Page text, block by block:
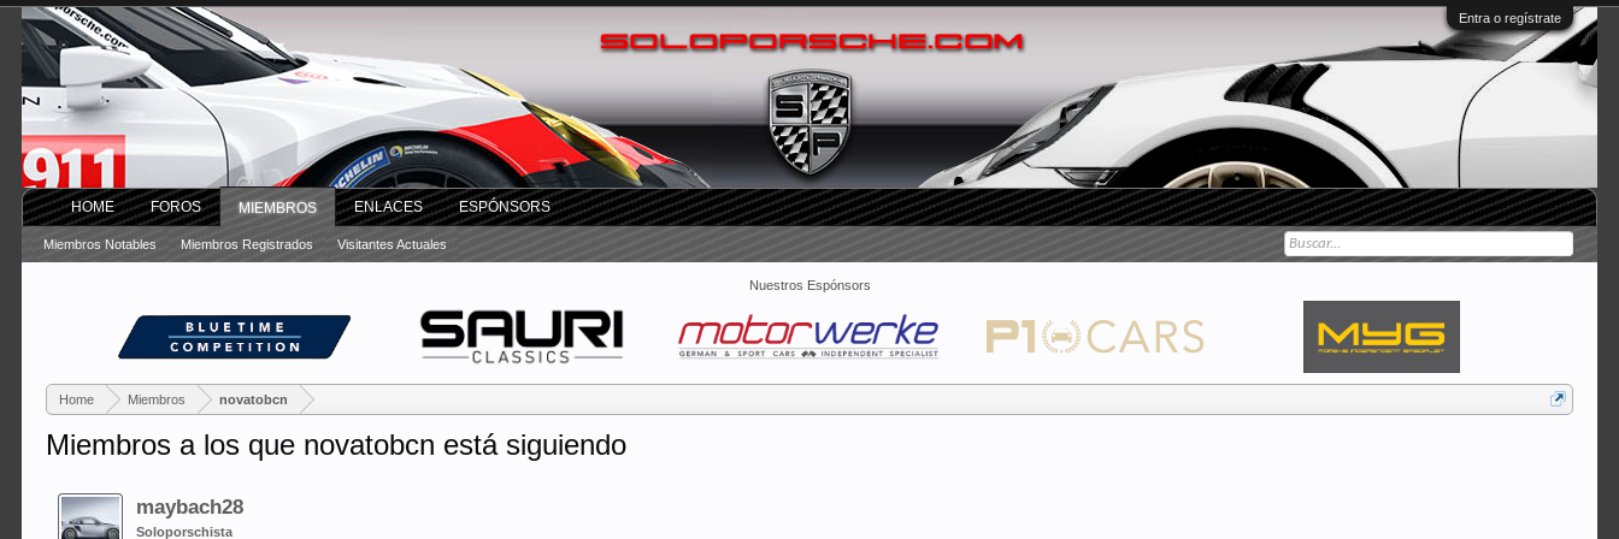
Entra o regístrate
Nuestros Espónsors
Home Miembros novatobcn
Miembros a los que novatobcn está siguiendo
maybach28
Soloporschista
HOME FOROS MIEMBROS
Miembros Notables Miembros Registrados Visitantes Actuales
ENLACES ESPÓNSORS